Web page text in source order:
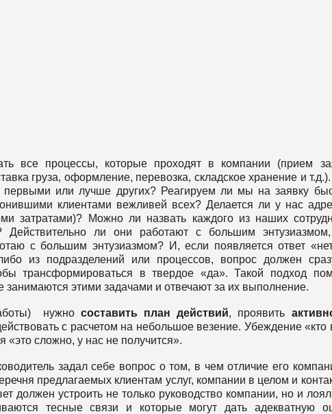
все процессы, которые проходят в компании (прием
груза, оформление, перевозка, складское хранение и
или лучше других? Реагируем ли мы на заявку
клиентами вежливей всех? Делается ли у нас
затратами)? Можно ли назвать каждого из наших
Действительно ли они работают с большим
с большим энтузиазмом? И, если появляется ответ
из подразделений или процессов, вопрос должен
трансформироваться в твердое «да». Такой подход
занимаются этими задачами и отвечают за их выполнение.
нужносоставить план действий, проявить
с расчетом на небольшое везение. Убеждение «кто
«это сложно, у нас не получится».
задал себе вопрос о том, в чем отличие его
предлагаемых клиентам услуг, компании в целом и
должен устроить не только руководство компании, но и
тесные связи и которые могут дать адекватную